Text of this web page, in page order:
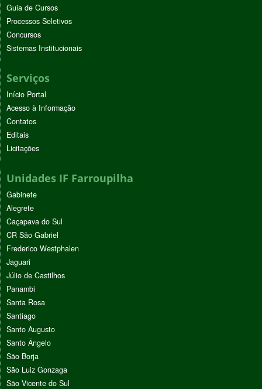
Guia de Cursos
Processos Seletivos
Concursos
Sistemas Institucionais
Serviços
Início Portal
Acesso à Informação
Contatos
Editais
Licitações
Unidades IF Farroupilha
Gabinete
Alegrete
Caçapava do Sul
CR São Gabriel
Frederico Westphalen
Jaguari
Júlio de Castilhos
Panambi
Santa Rosa
Santiago
Santo Augusto
Santo Ângelo
São Borja
São Luiz Gonzaga
São Vicente do Sul